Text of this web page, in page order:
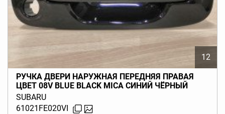
12
РУЧКА ДВЕРИ НАРУЖНАЯ ПЕРЕДНЯЯ ПРАВАЯ
ЦВЕТ 08V BLUE BLACK MICA СИНИЙ ЧЁРНЫЙ
IMPREZA GD GG (G11) 2000-2002
SUBARU
61021FE020VI